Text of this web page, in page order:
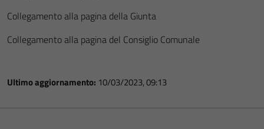
Collegamento alla pagina della Giunta
Collegamento alla pagina del Consiglio Comunale
Ultimo aggiornamento: 10/03/2023, 09:13